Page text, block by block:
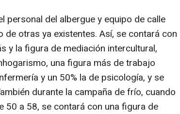
personal del albergue y equipo de calle
otras ya existentes. Así, se contará con
y la figura de mediación intercultural,
una figura más de trabajo
y un 50% la de psicología, y se
durante la campaña de frío, cuando
50 a 58, se contará con una figura de